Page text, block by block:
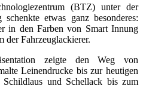
(BTZ) unter der
etwas ganz besonderes:
in den Farben von Smart Innung
Fahrzeuglackierer.
zeigte den Weg von
Leinendrucke bis zur heutigen
und Schellack bis zum